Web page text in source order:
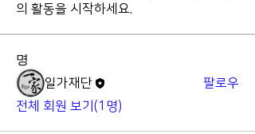
의 활동을 시작하세요.
명
일가재단
팔로우
전체 회원 보기(1명)